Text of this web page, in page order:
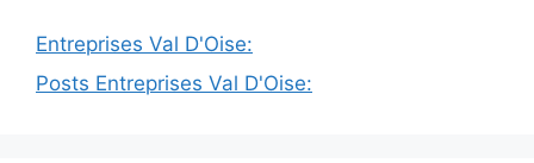
Entreprises Val D'Oise:
Posts Entreprises Val D'Oise: